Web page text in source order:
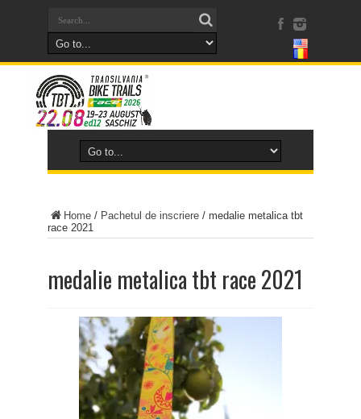
Home / Pachetul de inscriere / medalie metalica tbt
race 2021
medalie metalica tbt race 2021